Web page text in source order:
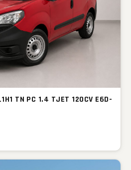
TN PC 1.4 TJET 120CV E6D-